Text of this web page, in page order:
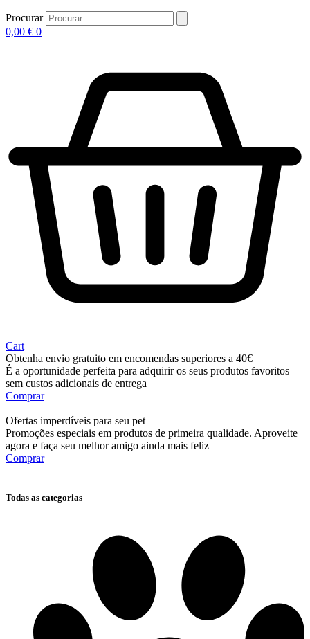
Procurar
0,00 € 0
Cart
Obtenha envio gratuito em encomendas superiores a 40€
É a oportunidade perfeita para adquirir os seus produtos favoritos
sem custos adicionais de entrega
Comprar
Ofertas imperdíveis para seu pet
Promoções especiais em produtos de primeira qualidade. Aproveite
agora e faça seu melhor amigo ainda mais feliz
Comprar
Todas as categorias